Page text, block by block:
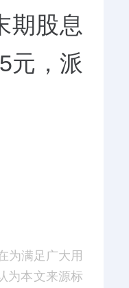
期股息
元，派
为满足广大用
为本文来源标